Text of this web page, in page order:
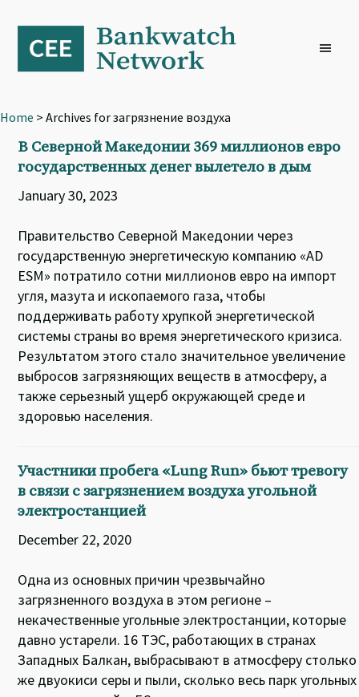
primary
navigation
content
footer
Home > Archives for загрязнение воздуха
В Северной Македонии 369 миллионов евро
государственных денег вылетело в дым
January 30, 2023
Правительство Северной Македонии через
государственную энергетическую компанию «AD
ESM» потратило сотни миллионов евро на импорт
угля, мазута и ископаемого газа, чтобы
поддерживать работу хрупкой энергетической
системы страны во время энергетического кризиса.
Результатом этого стало значительное увеличение
выбросов загрязняющих веществ в атмосферу, а
также серьезный ущерб окружающей среде и
здоровью населения.
Участники пробега «Lung Run» бьют тревогу
в связи с загрязнением воздуха угольной
электростанцией
December 22, 2020
Одна из основных причин чрезвычайно
загрязненного воздуха в этом регионе –
некачественные угольные электростанции, которые
давно устарели. 16 ТЭС, работающих в странах
Западных Балкан, выбрасывают в атмосферу столько
же двуокиси серы и пыли, сколько весь парк угольных